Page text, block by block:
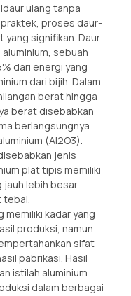
ulang tanpa
proses daur-
signifikan. Daur
sebuah
dari energi yang
dari bijih. Dalam
berat hingga
berat disebabkan
berlangsungnya
(Al2O3).
jenis
plat tipis memiliki
jauh lebih besar
memiliki kadar yang
produksi, namun
sifat
pabrikasi. Hasil
istilah aluminium
dalam berbagai